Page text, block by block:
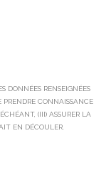
DONNÉES RENSEIGNÉES
PRENDRE CONNAISSANCE
(III) ASSURER LA
EN DÉCOULER.